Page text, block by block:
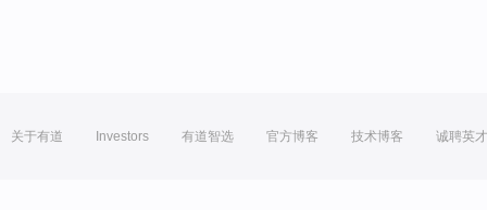
关于有道 Investors 有道智选 官方博客 技术博客 诚聘英才